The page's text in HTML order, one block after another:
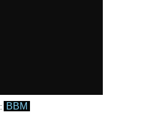
BBM